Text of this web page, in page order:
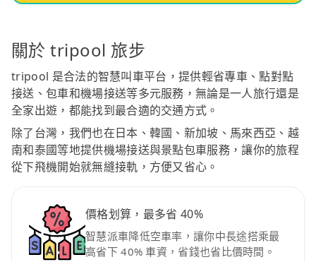
關於 tripool 旅步
tripool 是合法的智慧叫車平台，提供輕省專車、點對點
接送、包車和機場接送等多元服務，無論是一人旅行還是
全家出遊，都能找到最合適的交通方式。
除了台灣，我們也在日本、韓國、新加坡、馬來西亞、越
南和泰國等地提供機場接送與景點包車服務，讓你的旅程
從下飛機開始就無縫接軌，方便又省心。
價格划算，最多省 40%
智慧派車降低空車率，讓你中長途搭乘最
高省下 40% 車資，省錢也省比價時間。